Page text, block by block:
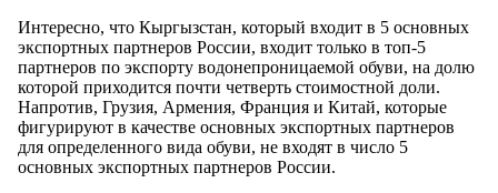
Интересно, что Кыргызстан, который входит в 5 основных
экспортных партнеров России, входит только в топ-5
партнеров по экспорту водонепроницаемой обуви, на долю
которой приходится почти четверть стоимостной доли.
Напротив, Грузия, Армения, Франция и Китай, которые
фигурируют в качестве основных экспортных партнеров
для определенного вида обуви, не входят в число 5
основных экспортных партнеров России.